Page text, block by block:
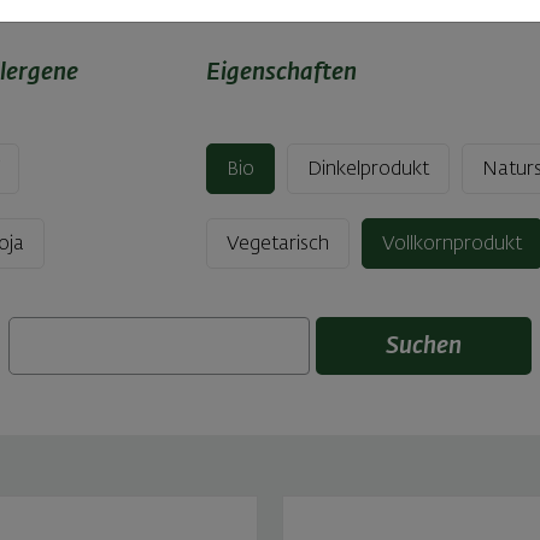
Eigenschaften
Bio Dinkelprodukt
Vegetarisch Vollkornprodukt
Suchen